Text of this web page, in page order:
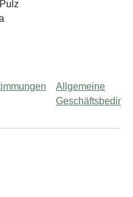
Allgemeine